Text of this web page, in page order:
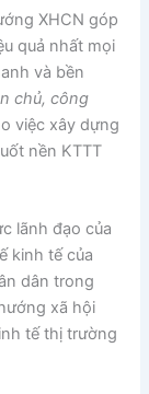
XHCN góp
quả nhất mọi
và bền
chủ, công
việc xây dựng
nền KTTT
lãnh đạo của
kinh tế của
dân trong
xã hội
tế thị trường